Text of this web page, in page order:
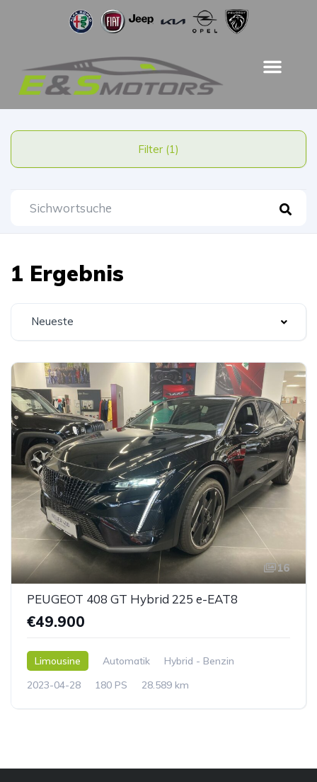
Filter (1)
1 Ergebnis
Neueste
16
PEUGEOT 408 GT Hybrid 225 e-EAT8
€49.900
Limousine Automatik
Hybrid - Benzin
2023-04-28
180 PS 28.589 km